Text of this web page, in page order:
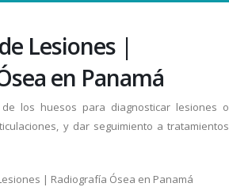
Lesiones |
en Panamá
los huesos para diagnosticar lesiones o
y dar seguimiento a tratamientos